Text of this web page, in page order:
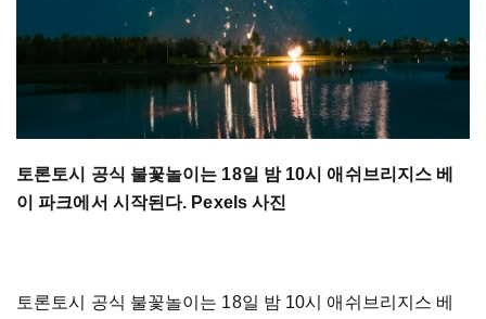
토론토시 공식 불꽃놀이는 18일 밤 10시 애쉬브리지스 베
이 파크에서 시작된다. Pexels 사진
토론토시 공식 불꽃놀이는 18일 밤 10시 애쉬브리지스 베